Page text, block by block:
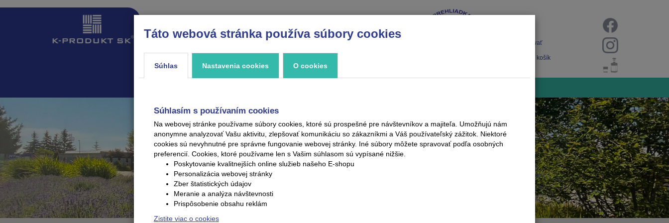
ZAUJÍMAVOSTI Registrovať
Nákupný košík
Táto webová stránka používa súbory cookies
Súhlas Nastavenia cookies O cookies
Súhlasím s používaním cookies
Na webovej stránke používame súbory cookies, ktoré sú prospešné pre návštevníkov a majiteľa. Umožňujú nám
anonymne analyzovať Vašu aktivitu, zlepšovať komunikáciu so zákazníkmi a Váš používateľský zážitok. Niektoré
cookies sú nevyhnutné pre správne fungovanie webovej stránky. Iné súbory môžete spravovať podľa osobných
preferencií. Cookies, ktoré používame len s Vašim súhlasom sú vypísané nižšie.
Poskytovanie kvalitnejších online služieb našeho E-shopu
Personalizácia webovej stránky
Zber štatistických údajov
Meranie a analýza návštevnosti
Prispôsobenie obsahu reklám
Zistite viac o cookies